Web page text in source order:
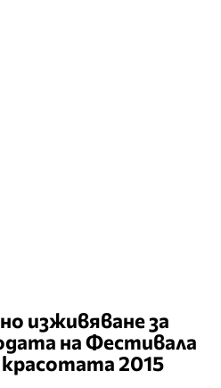
изживяване за
на Фестивала
2015